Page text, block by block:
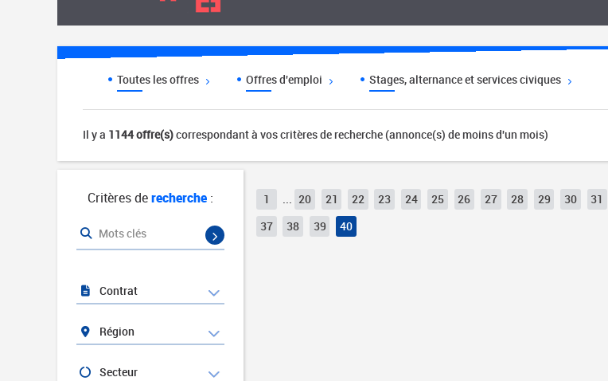
Toutes les offres Offres d'emploi Stages, alternance et services civiques
Il y a 1144 offre(s)correspondant à vos critères de recherche (annonce(s) de moins d'un mois)
1 ... 20 21 22 23 24 25 26 27 28 29 30 31
37
38 39 40
Critères derecherche:
Mots clés
Contrat
Région
Secteur